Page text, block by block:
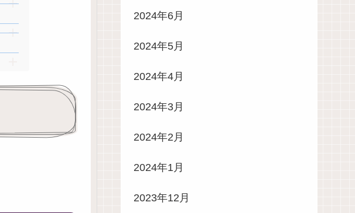
2024年6月
2024年5月
2024年4月
2024年3月
2024年2月
2024年1月
2023年12月